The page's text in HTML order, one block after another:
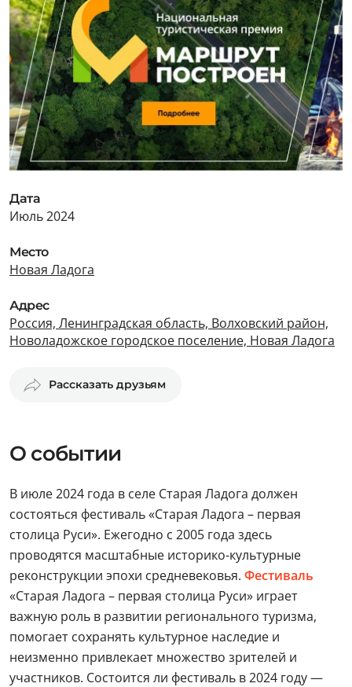
Дата
Июль 2024
Место
Новая Ладога
Адрес
Россия, Ленинградская область, Волховский район,
Новоладожское городское поселение, Новая Ладога
Рассказать друзьям
О событии
В июле 2024 года в селе Старая Ладога должен
состояться фестиваль «Старая Ладога – первая
столица Руси». Ежегодно с 2005 года здесь
проводятся масштабные историко-культурные
реконструкции эпохи средневековья. Фестиваль
«Старая Ладога – первая столица Руси» играет
важную роль в развитии регионального туризма,
помогает сохранять культурное наследие и
неизменно привлекает множество зрителей и
участников. Состоится ли фестиваль в 2024 году —